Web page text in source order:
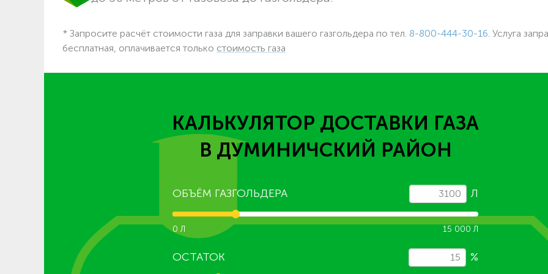
* Запросите расчёт стоимости газа для заправки вашего газгольдера по тел. 8-800-444-30-16 . Услуга
бесплатная, оплачивается только стоимость газа
КАЛЬКУЛЯТОР ДОСТАВКИ ГАЗА
В ДУМИНИЧСКИЙ РАЙОН
ОБЪЁМ ГАЗГОЛЬДЕРА Л
0 Л 15 000 Л
ОСТАТОК %